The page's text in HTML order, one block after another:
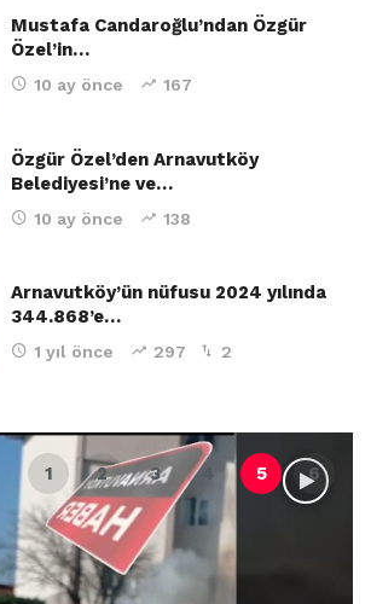
Mustafa Candaroğlu’ndan Özgür
Özel’in…
10 ay önce 167
Özgür Özel’den Arnavutköy
Belediyesi’ne ve…
10 ay önce 138
Arnavutköy’ün nüfusu 2024 yılında
344.868’e…
1 yıl önce 297 2